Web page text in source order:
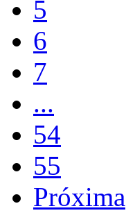
5
6
7
...
54
55
Próxima